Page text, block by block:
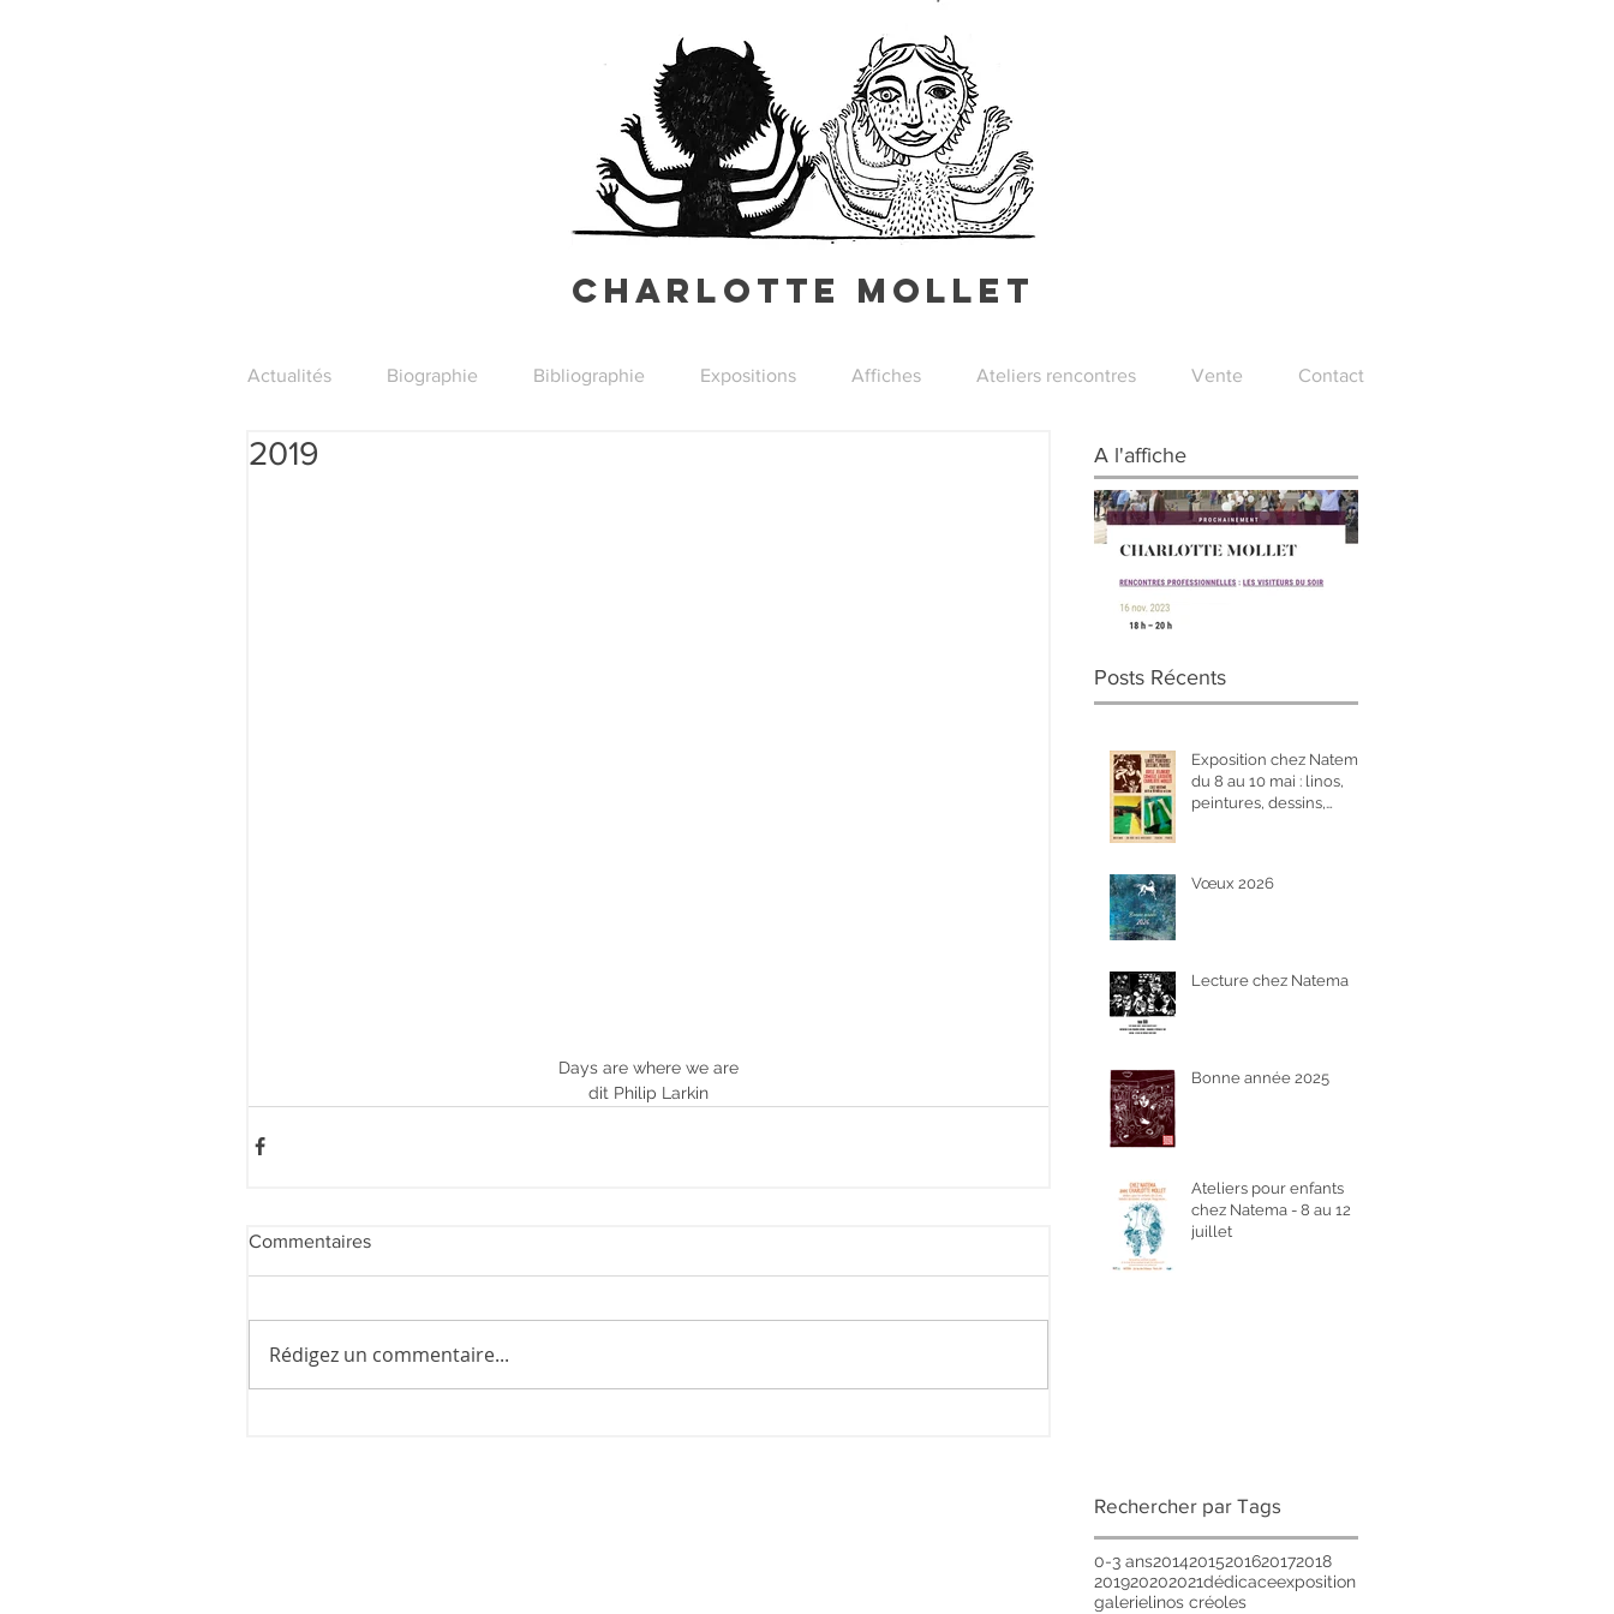
Charlotte Mollet
2019
Days are where we are
dit Philip Larkin
Commentaires
Rédigez un commentaire...
A l'affiche
Visiteurs du soir
Posts Récents
Exposition chez Natema
du 8 au 10 mai : linos,
peintures, dessins,
Vœux 2026
Lecture chez Natema
Bonne année 2025
Ateliers pour enfants
chez Natema - 8 au 12
juillet
Rechercher par Tags
0-3 ans20142015201620172018
201920202021dédicaceexposition
galerielinos créoles
Actualités Biographie Bibliographie Expositions Affiches Ateliers rencontres Vente Contact